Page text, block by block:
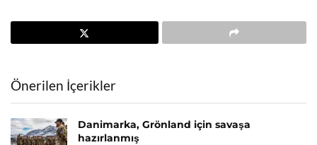
Önerilen İçerikler
Danimarka, Grönland için savaşa
hazırlanmış